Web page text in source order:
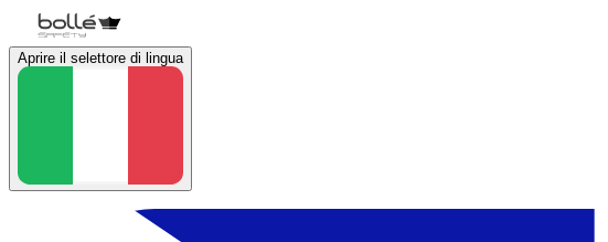
Aprire il selettore di lingua